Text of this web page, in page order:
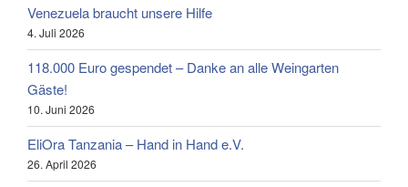
Venezuela braucht unsere Hilfe
4. Juli 2026
118.000 Euro gespendet – Danke an alle Weingarten
Gäste!
10. Juni 2026
EliOra Tanzania – Hand in Hand e.V.
26. April 2026